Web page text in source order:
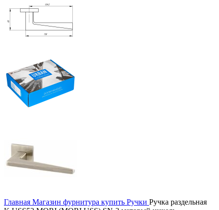
Главная Магазин фурнитура купить Ручки Ручка раздельная